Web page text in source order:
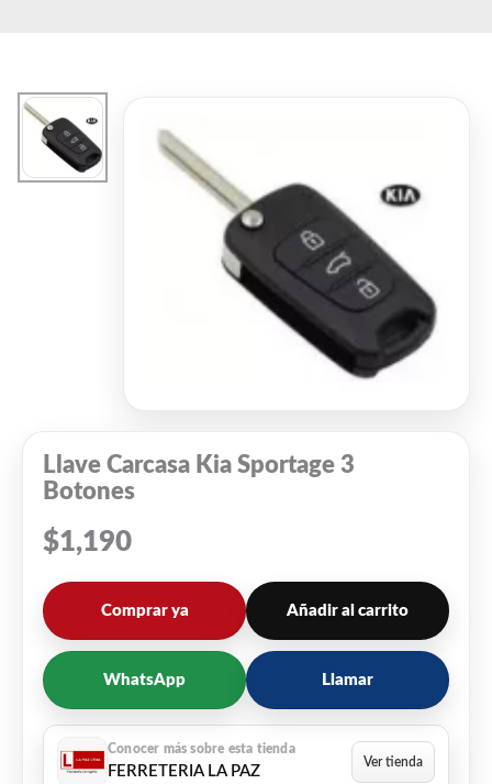
Llave Carcasa Kia Sportage 3
Botones
$1,190
Comprar ya Añadir al carrito
WhatsApp Llamar
FERRETERIA LA PAZ